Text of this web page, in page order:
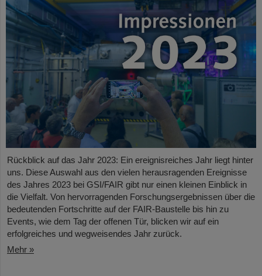
Rückblick auf das Jahr 2023: Ein ereignisreiches Jahr liegt hinter
uns. Diese Auswahl aus den vielen herausragenden Ereignisse
des Jahres 2023 bei GSI/FAIR gibt nur einen kleinen Einblick in
die Vielfalt. Von hervorragenden Forschungsergebnissen über die
bedeutenden Fortschritte auf der FAIR-Baustelle bis hin zu
Events, wie dem Tag der offenen Tür, blicken wir auf ein
erfolgreiches und wegweisendes Jahr zurück.
Mehr »